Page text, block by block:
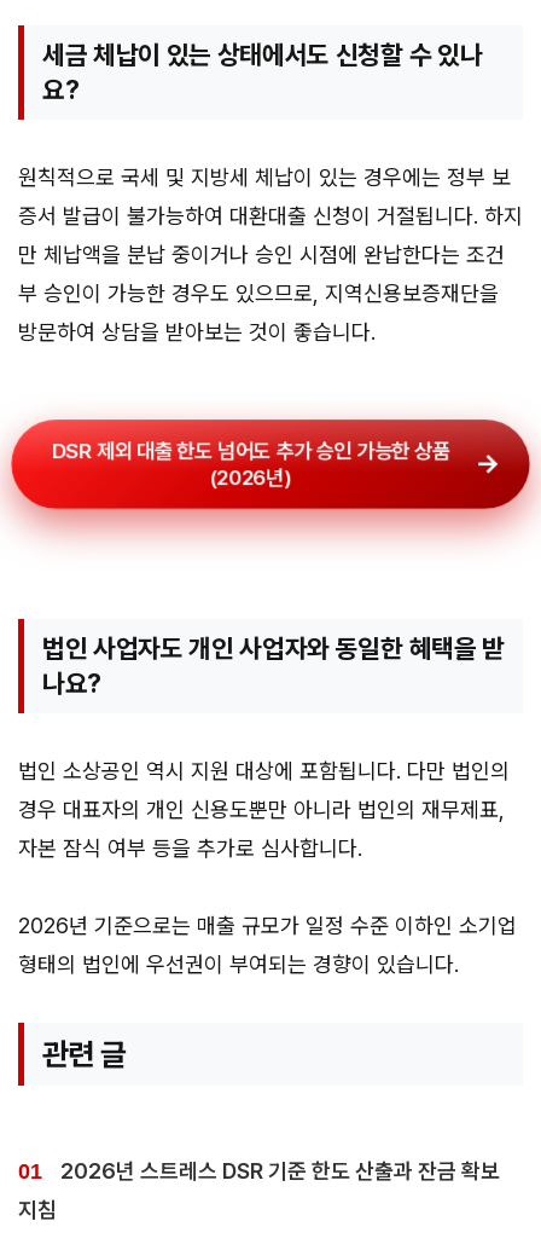
세금 체납이 있는 상태에서도 신청할 수 있나
요?
원칙적으로 국세 및 지방세 체납이 있는 경우에는 정부 보
증서 발급이 불가능하여 대환대출 신청이 거절됩니다. 하지
만 체납액을 분납 중이거나 승인 시점에 완납한다는 조건
부 승인이 가능한 경우도 있으므로, 지역신용보증재단을
방문하여 상담을 받아보는 것이 좋습니다.
DSR 제외 대출 한도 넘어도 추가 승인 가능한 상품
(2026년)
법인 사업자도 개인 사업자와 동일한 혜택을 받
나요?
법인 소상공인 역시 지원 대상에 포함됩니다. 다만 법인의
경우 대표자의 개인 신용도뿐만 아니라 법인의 재무제표,
자본 잠식 여부 등을 추가로 심사합니다.
2026년 기준으로는 매출 규모가 일정 수준 이하인 소기업
형태의 법인에 우선권이 부여되는 경향이 있습니다.
관련 글
2026년 스트레스 DSR 기준 한도 산출과 잔금 확보
지침